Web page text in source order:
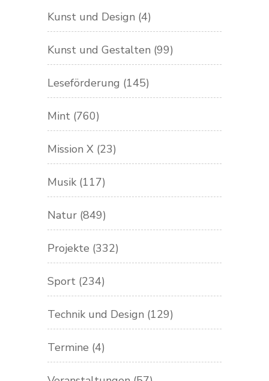
Kunst und Design (4)
Kunst und Gestalten (99)
Leseförderung (145)
Mint (760)
Mission X (23)
Musik (117)
Natur (849)
Projekte (332)
Sport (234)
Technik und Design (129)
Termine (4)